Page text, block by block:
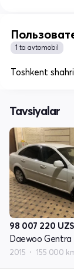
1 ta avtomobil
Toshkent
Tavsiyalar
98 007 220 UZS
Daewoo Gentra
2015 155 000